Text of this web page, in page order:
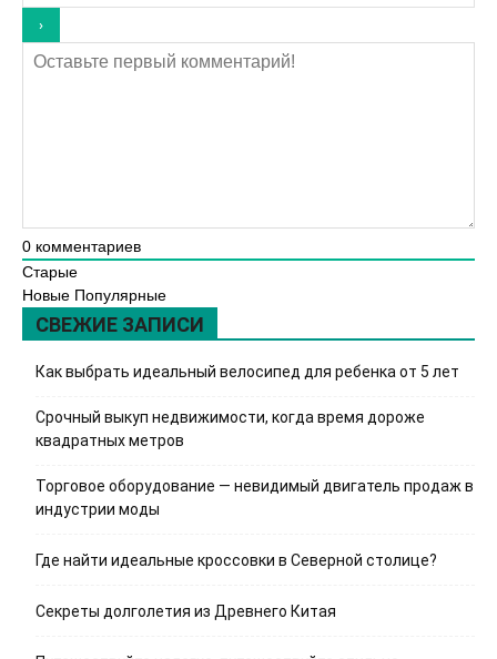
0 комментариев
Старые
Новые Популярные
СВЕЖИЕ ЗАПИСИ
Как выбрать идеальный велосипед для ребенка от 5 лет
Срочный выкуп недвижимости, когда время дороже
квадратных метров
Торговое оборудование — невидимый двигатель продаж в
индустрии моды
Где найти идеальные кроссовки в Северной столице?
Секреты долголетия из Древнего Китая